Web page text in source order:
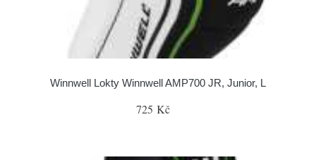
Winnwell Lokty Winnwell AMP700 JR, Junior, L
725 Kč